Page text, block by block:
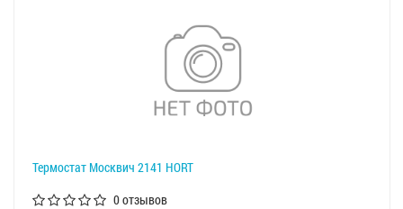
Термостат Москвич 2141 HORT
0 отзывов